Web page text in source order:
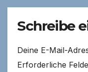
Schreibe
Deine E-Mail-
Erforderliche